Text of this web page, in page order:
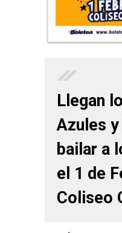
Llegan
Azules
bailar a
el 1 de
Coliseo